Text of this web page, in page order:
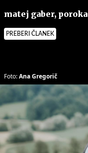
matej gaber, poroka
PREBERI ČLANEK
Foto:Ana Gregorič